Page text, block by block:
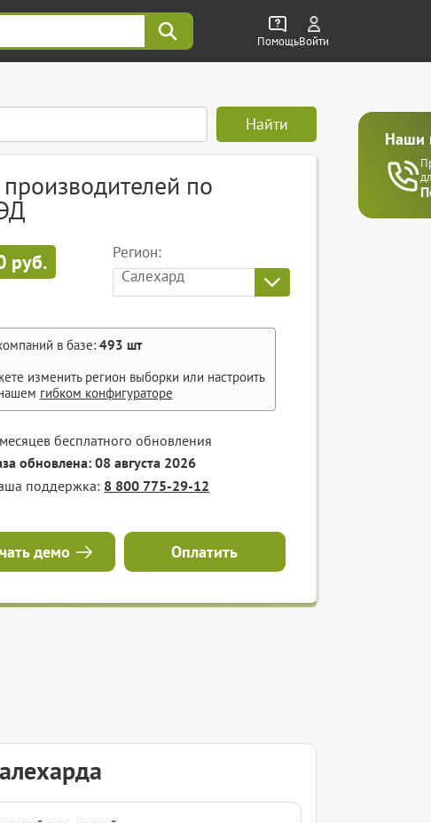
ПомощьВойти
Наши
Найти
производителей по
руб.
Регион:
Салехард
в базе: 493 шт
изменить регион выборки или настроить
гибком конфигураторе
бесплатного обновления
обновлена: 08 августа 2026
поддержка: 8 800 775-29-12
демо Оплатить